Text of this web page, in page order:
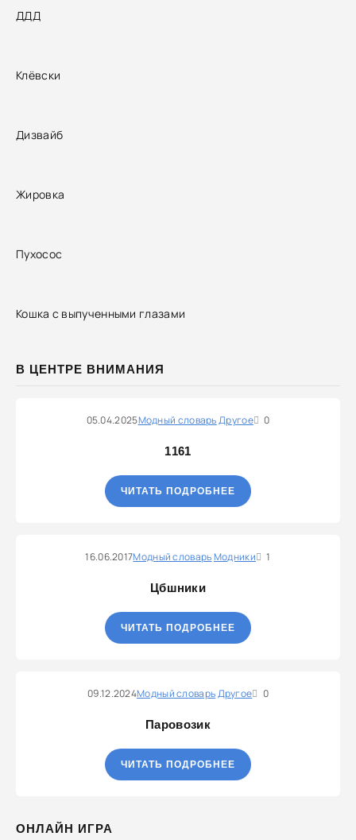
ДДД
Клёвски
Дизвайб
Жировка
Пухосос
Кошка с выпученными глазами
В ЦЕНТРЕ ВНИМАНИЯ
05.04.2025Модный словарьДругое 0
1161
ЧИТАТЬ ПОДРОБНЕЕ
16.06.2017Модный словарьМодники 1
Цбшники
ЧИТАТЬ ПОДРОБНЕЕ
09.12.2024Модный словарьДругое 0
Паровозик
ЧИТАТЬ ПОДРОБНЕЕ
ОНЛАЙН ИГРА